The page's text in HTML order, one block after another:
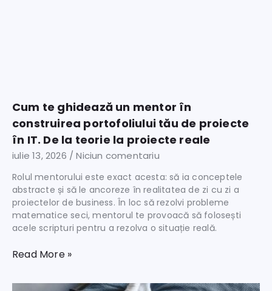
Cum te ghidează un mentor în
construirea portofoliului tău de proiecte
în IT. De la teorie la proiecte reale
iulie 13, 2026 Niciun comentariu
Rolul mentorului este exact acesta: să ia conceptele
abstracte și să le ancoreze în realitatea de zi cu zi a
proiectelor de business. În loc să rezolvi probleme
matematice seci, mentorul te provoacă să folosești
acele scripturi pentru a rezolva o situație reală.
Read More »